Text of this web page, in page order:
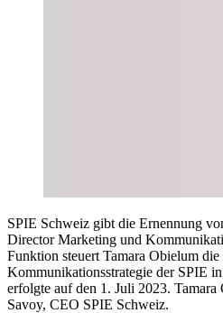
SPIE Schweiz gibt die Ernennung
Director Marketing und
Funktion steuert Tamara Obielum
Kommunikationsstrategie der SPIE
erfolgte auf den 1. Juli 2023.
Savoy, CEO SPIE Schweiz.